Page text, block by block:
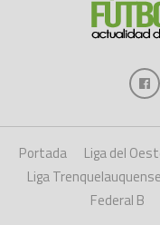
Portada Liga del
Liga Trenquelauquense
Federal B